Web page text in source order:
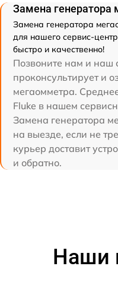
Замена генератора
Замена генератора
для нашего сервис-
быстро и качественно!
Позвоните нам и наш
проконсультирует и
мегаомметра.
Fluke в нашем
Замена генератора
на выезде, если не
курьер доставит
и обратно.
Наши